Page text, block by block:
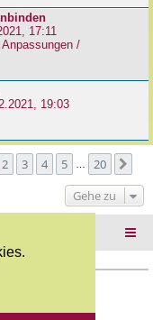
17:11
/
19:03
von
2 3 4 5 20
Gehe zu
phpBB.de